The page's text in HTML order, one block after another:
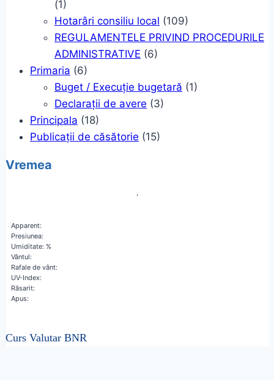
(1)
Hotarâri consiliu local (109)
REGULAMENTELE PRIVIND PROCEDURILE
ADMINISTRATIVE (6)
Primaria (6)
Buget / Execuție bugetară (1)
Declarații de avere (3)
Principala (18)
Publicații de căsătorie (15)
Vremea
,
Apparent:
Presiunea:
Umiditate: %
Vântul:
Rafale de vânt:
UV-Index:
Răsarit:
Apus:
Curs Valutar BNR